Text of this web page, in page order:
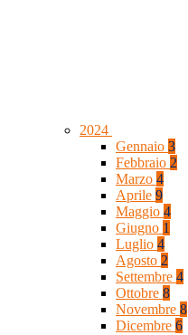
2024
Gennaio 3
Febbraio 2
Marzo 4
Aprile 9
Maggio 4
Giugno 1
Luglio 4
Agosto 2
Settembre 4
Ottobre 8
Novembre 8
Dicembre 6